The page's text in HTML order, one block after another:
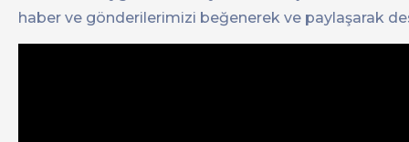
haber ve gönderilerimizi beğenerek ve paylaşarak